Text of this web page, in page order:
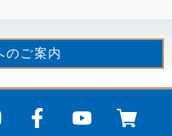
のご案内